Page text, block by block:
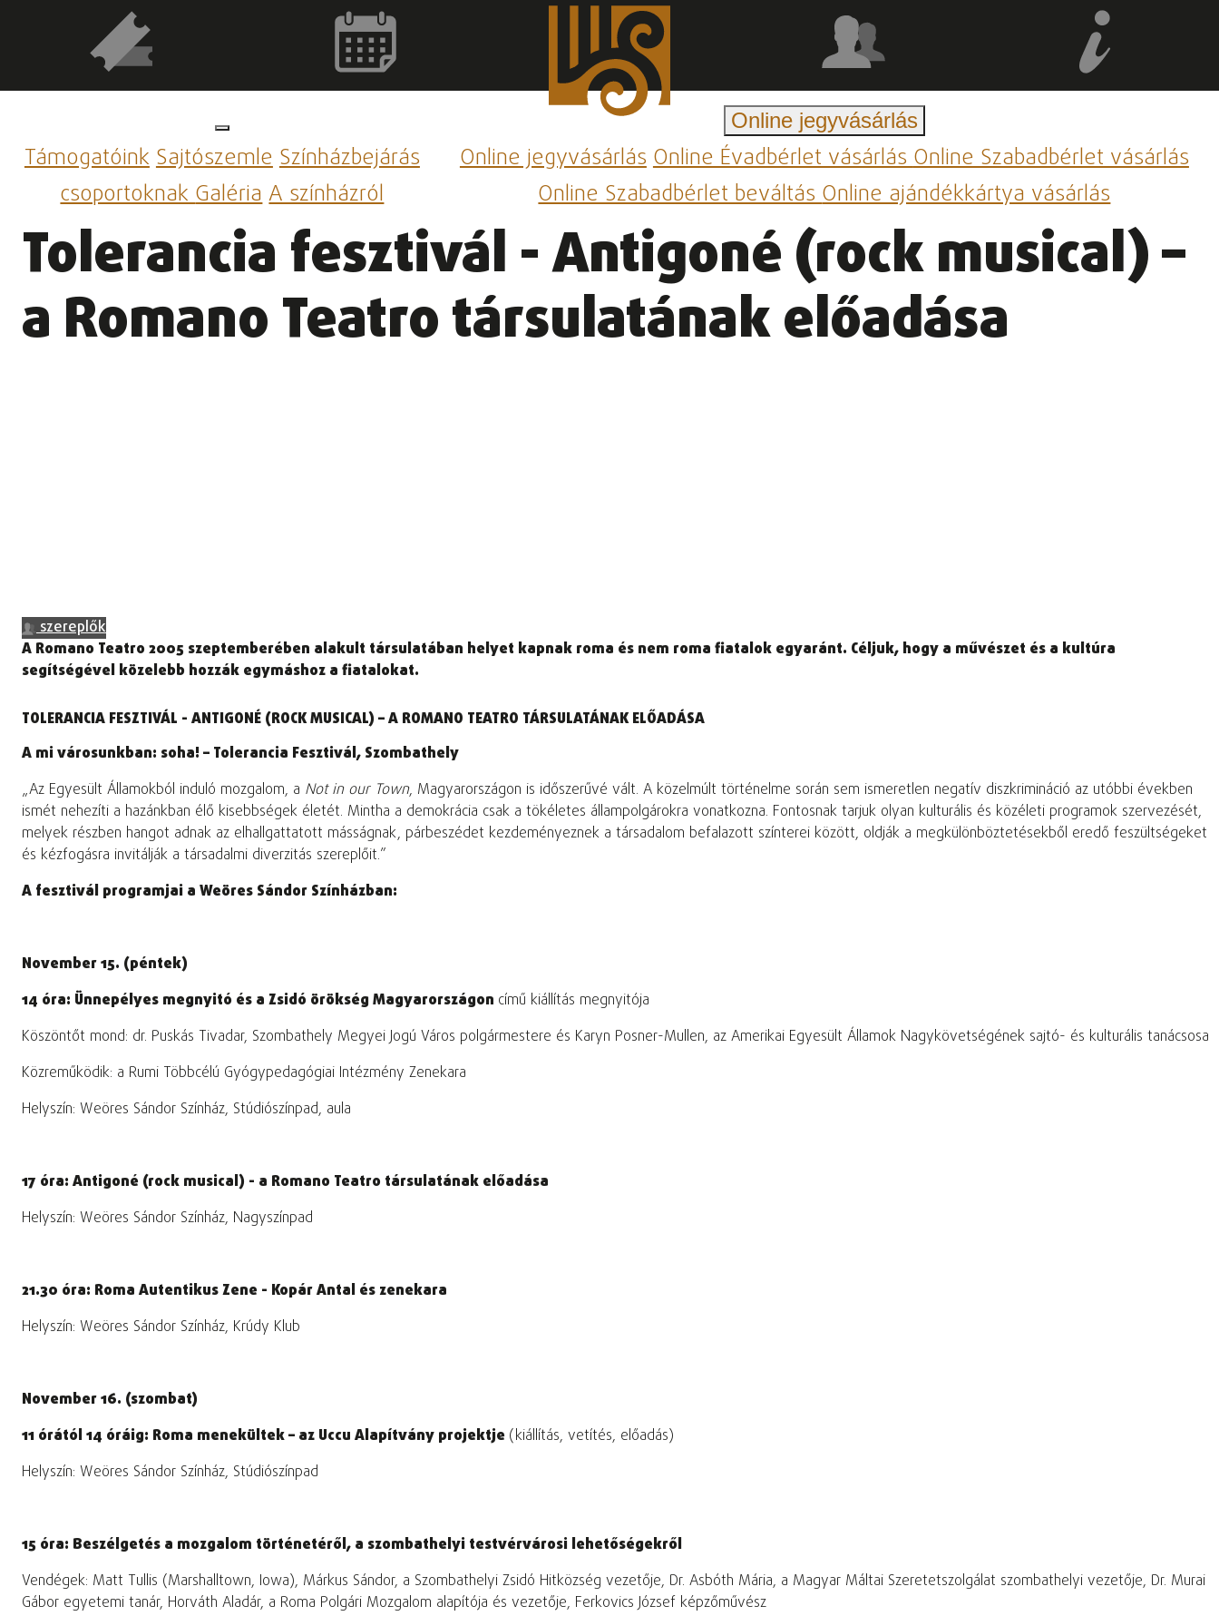
TámogatóinkSajtószemleSzínházbejárás
csoportoknakGalériaA színházról
Online jegyvásárlás
Online jegyvásárlásOnline Évadbérlet vásárlásOnline Szabadbérlet vásárlás
Online Szabadbérlet beváltásOnline ajándékkártya vásárlás
Tolerancia fesztivál - Antigoné (rock musical) –
a Romano Teatro társulatának előadása
szereplők
A Romano Teatro 2005 szeptemberében alakult társulatában helyet kapnak roma és nem roma fiatalok egyaránt. Céljuk, hogy a művészet és a kultúra
segítségével közelebb hozzák egymáshoz a fiatalokat.
TOLERANCIA FESZTIVÁL - ANTIGONÉ (ROCK MUSICAL) – A ROMANO TEATRO TÁRSULATÁNAK ELŐADÁSA
A mi városunkban: soha! – Tolerancia Fesztivál, Szombathely
„Az Egyesült Államokból induló mozgalom, a Not in our Town, Magyarországon is időszerűvé vált. A közelmúlt történelme során sem ismeretlen negatív diszkrimináció az utóbbi években
ismét nehezíti a hazánkban élő kisebbségek életét. Mintha a demokrácia csak a tökéletes állampolgárokra vonatkozna. Fontosnak tarjuk olyan kulturális és közéleti programok szervezését,
melyek részben hangot adnak az elhallgattatott másságnak, párbeszédet kezdeményeznek a társadalom befalazott színterei között, oldják a megkülönböztetésekből eredő feszültségeket
és kézfogásra invitálják a társadalmi diverzitás szereplőit.”
A fesztivál programjai a Weöres Sándor Színházban:
November 15. (péntek)
14 óra: Ünnepélyes megnyitó és a Zsidó örökség Magyarországon című kiállítás megnyitója
Köszöntőt mond: dr. Puskás Tivadar, Szombathely Megyei Jogú Város polgármestere és Karyn Posner-Mullen, az Amerikai Egyesült Államok Nagykövetségének sajtó- és kulturális tanácsosa
Közreműködik: a Rumi Többcélú Gyógypedagógiai Intézmény Zenekara
Helyszín: Weöres Sándor Színház, Stúdiószínpad, aula
17 óra: Antigoné (rock musical) - a Romano Teatro társulatának előadása
Helyszín: Weöres Sándor Színház, Nagyszínpad
21.30 óra: Roma Autentikus Zene - Kopár Antal és zenekara
Helyszín: Weöres Sándor Színház, Krúdy Klub
November 16. (szombat)
11 órától 14 óráig: Roma menekültek – az Uccu Alapítvány projektje (kiállítás, vetítés, előadás)
Helyszín: Weöres Sándor Színház, Stúdiószínpad
15 óra: Beszélgetés a mozgalom történetéről, a szombathelyi testvérvárosi lehetőségekről
Vendégek: Matt Tullis (Marshalltown, Iowa), Márkus Sándor, a Szombathelyi Zsidó Hitközség vezetője, Dr. Asbóth Mária, a Magyar Máltai Szeretetszolgálat szombathelyi vezetője, Dr. Murai
Gábor egyetemi tanár, Horváth Aladár, a Roma Polgári Mozgalom alapítója és vezetője, Ferkovics József képzőművész